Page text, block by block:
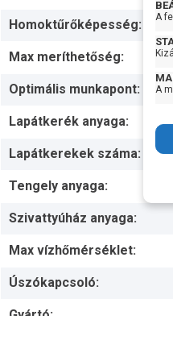
Homoktűrőképesség:
Max meríthetőség:
Optimális munkapont:
Lapátkerék anyaga:
Lapátkerekek száma:
Tengely anyaga:
Szivattyúház anyaga:
Max vízhőmérséklet:
Úszókapcsoló:
Gyártó:
A
A